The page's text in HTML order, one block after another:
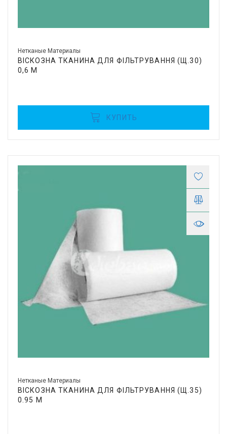
Нетканые Материалы
ВІСКОЗНА ТКАНИНА ДЛЯ ФІЛЬТРУВАННЯ (Щ.30)
0,6 М
КУПИТЬ
Нетканые Материалы
ВІСКОЗНА ТКАНИНА ДЛЯ ФІЛЬТРУВАННЯ (Щ.35)
0.95 М